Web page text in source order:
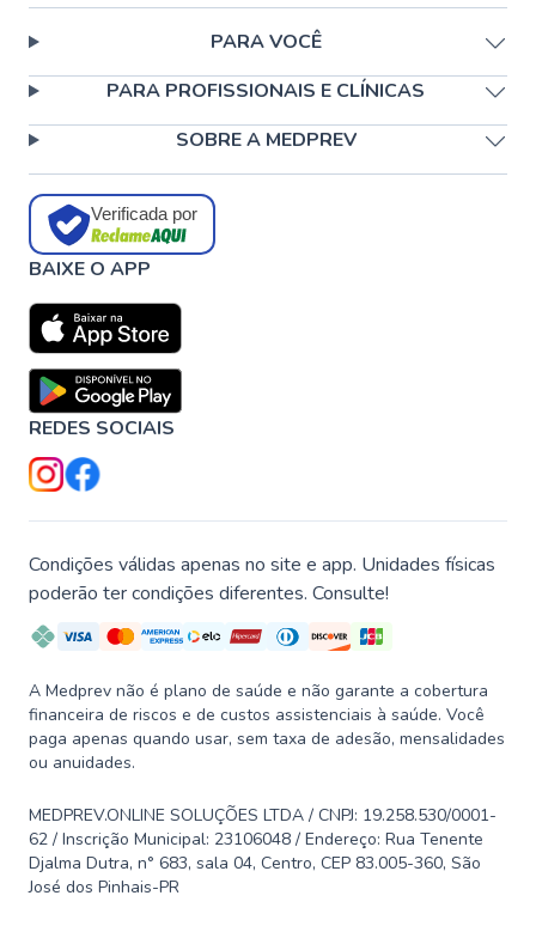
PARA VOCÊ
PARA PROFISSIONAIS E CLÍNICAS
SOBRE A MEDPREV
Verificada por
BAIXE O APP
REDES SOCIAIS
Condições válidas apenas no site e app. Unidades físicas
poderão ter condições diferentes. Consulte!
A Medprev não é plano de saúde e não garante a cobertura
financeira de riscos e de custos assistenciais à saúde. Você
paga apenas quando usar, sem taxa de adesão, mensalidades
ou anuidades.
MEDPREV.ONLINE SOLUÇÕES LTDA / CNPJ: 19.258.530/0001-
62 / Inscrição Municipal: 23106048 / Endereço: Rua Tenente
Djalma Dutra, n° 683, sala 04, Centro, CEP 83.005-360, São
José dos Pinhais-PR